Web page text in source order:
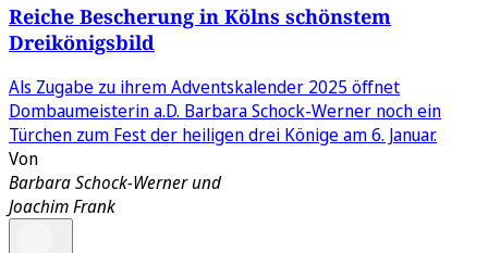
Reiche Bescherung in Kölns schönstem
Dreikönigsbild
Als Zugabe zu ihrem Adventskalender 2025 öffnet
Dombaumeisterin a.D. Barbara Schock-Werner noch ein
Türchen zum Fest der heiligen drei Könige am 6. Januar.
Von
Barbara Schock-Wernerund
Joachim Frank